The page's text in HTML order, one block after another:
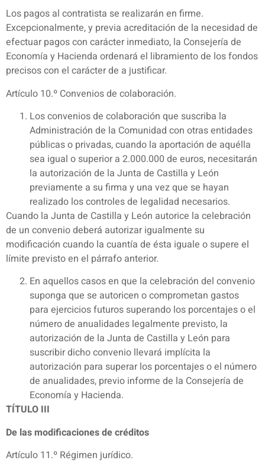
Los pagos al contratista se realizarán en firme.
Excepcionalmente, y previa acreditación de la necesidad de
efectuar pagos con carácter inmediato, la Consejería de
Economía y Hacienda ordenará el libramiento de los fondos
precisos con el carácter de a justificar.
Artículo 10.º Convenios de colaboración.
Los convenios de colaboración que suscriba la
Administración de la Comunidad con otras entidades
públicas o privadas, cuando la aportación de aquélla
sea igual o superior a 2.000.000 de euros, necesitarán
la autorización de la Junta de Castilla y León
previamente a su firma y una vez que se hayan
realizado los controles de legalidad necesarios.
Cuando la Junta de Castilla y León autorice la celebración
de un convenio deberá autorizar igualmente su
modificación cuando la cuantía de ésta iguale o supere el
límite previsto en el párrafo anterior.
En aquellos casos en que la celebración del convenio
suponga que se autoricen o comprometan gastos
para ejercicios futuros superando los porcentajes o el
número de anualidades legalmente previsto, la
autorización de la Junta de Castilla y León para
suscribir dicho convenio llevará implícita la
autorización para superar los porcentajes o el número
de anualidades, previo informe de la Consejería de
Economía y Hacienda.
TÍTULO III
De las modificaciones de créditos
Artículo 11.º Régimen jurídico.